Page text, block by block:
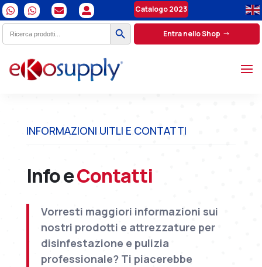
    Catalogo 2023
Search
for:
Search Button
Entra nello Shop
INFORMAZIONI UITLI E CONTATTI
Info eContatti
Vorresti maggiori informazioni sui
nostri prodotti e attrezzature per
disinfestazione e pulizia
professionale? Ti piacerebbe